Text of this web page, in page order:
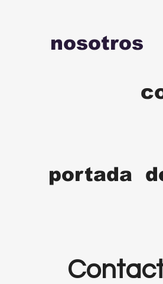
nosotros
portada